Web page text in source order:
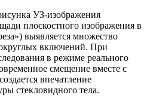
УЗ-изображения
плоскостного изображения в
выявляется множество
включений. При
в режиме реального
смещение вместе с
впечатление
стекловидного тела.